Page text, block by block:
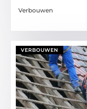
Verbouwen
VERBOUWEN